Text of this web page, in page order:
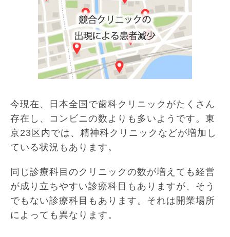
今現在、日本全国で歯科クリニックがたくさん
存在し、コンビニの数よりも多いようです。東
京23区内では、精神科クリニックなどが増加し
ている状況もあります。
同じ診療科目のクリニックの数が増えても経営
が成り立ちやすい診療科目もありますが、そう
でもない診療科目もあります。それは開業場所
によっても異なります。